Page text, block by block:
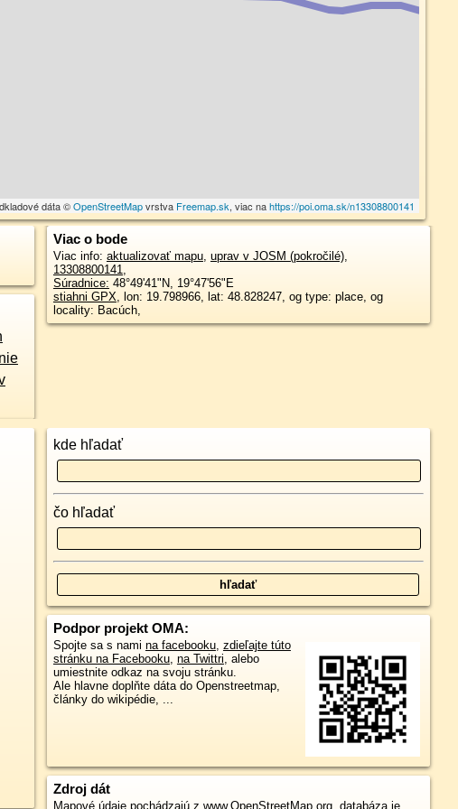
dáta ©OpenStreetMapvrstva Freemap.sk, viac nahttps://poi.oma.sk/n13308800141
Viac o bode
Viac info: aktualizovať mapu, uprav v JOSM (pokročilé),
13308800141,
Súradnice: 48°49'41"N, 19°47'56"E
stiahni GPX, lon: 19.798966, lat: 48.828247, og type: place, og
locality: Bacúch,
kde hľadať
čo hľadať
Podpor projekt OMA:
Spojte sa s nami na facebooku, zdieľajte túto
stránku na Facebooku, na Twittri, alebo
umiestnite odkaz na svoju stránku.
Ale hlavne doplňte dáta do Openstreetmap,
články do wikipédie, ...
Zdroj dát
Mapové údaje pochádzajú z www.OpenStreetMap.org, databáza je